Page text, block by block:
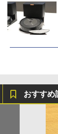
おすすめ